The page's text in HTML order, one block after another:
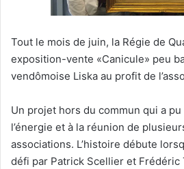
Tout le mois de juin, la Régie de
exposition-vente «Canicule» peu
vendômoise Liska au profit de
Un projet hors du commun qui a
l’énergie et à la réunion de
associations. L’histoire débute
défi par Patrick Scellier et Frédéric